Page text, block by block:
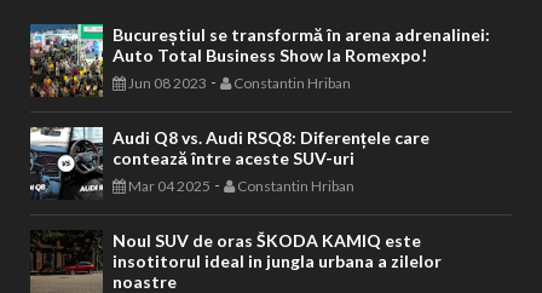
Bucureștiul se transformă în arena adrenalinei:
Auto Total Business Show la Romexpo!
Jun 08 2023 - Constantin Hriban
Audi Q8 vs. Audi RSQ8: Diferențele care
contează între aceste SUV-uri
Mar 04 2025 - Constantin Hriban
Noul SUV de oras ŠKODA KAMIQ este
insotitorul ideal in jungla urbana a zilelor
noastre